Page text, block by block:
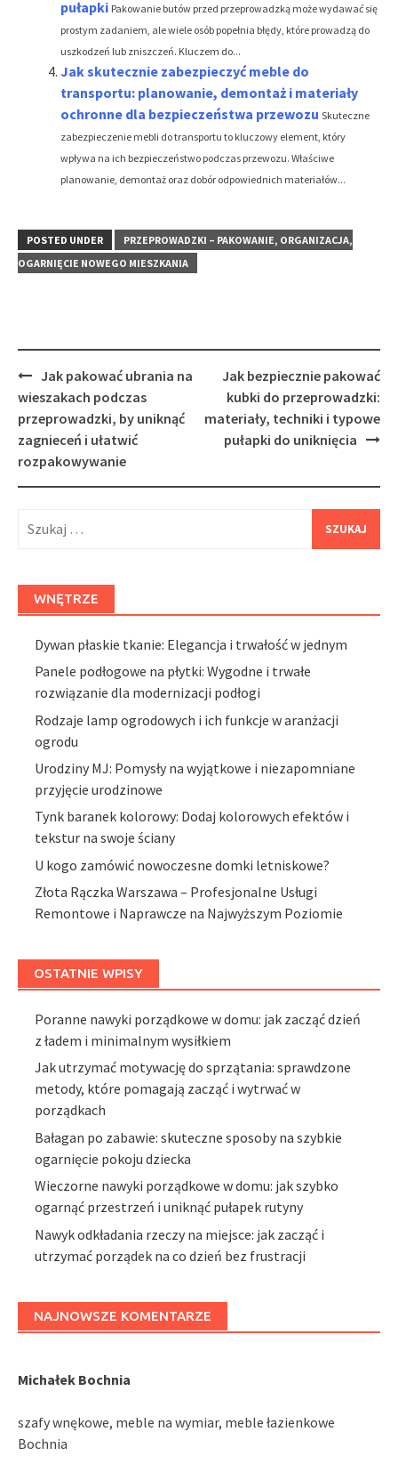
pułapki Pakowanie butów przed przeprowadzką może wydawać się
prostym zadaniem, ale wiele osób popełnia błędy, które prowadzą do
uszkodzeń lub zniszczeń. Kluczem do...
Jak skutecznie zabezpieczyć meble do
transportu: planowanie, demontaż i materiały
ochronne dla bezpieczeństwa przewozu Skuteczne
zabezpieczenie mebli do transportu to kluczowy element, który
wpływa na ich bezpieczeństwo podczas przewozu. Właściwe
planowanie, demontaż oraz dobór odpowiednich materiałów...
POSTED UNDER
PRZEPROWADZKI – PAKOWANIE, ORGANIZACJA,
OGARNIĘCIE NOWEGO MIESZKANIA
Post
navigation
Jak pakować ubrania na
wieszakach podczas
przeprowadzki, by uniknąć
zagnieceń i ułatwić
rozpakowywanie
Jak bezpiecznie pakować
kubki do przeprowadzki:
materiały, techniki i typowe
pułapki do uniknięcia
WNĘTRZE
Dywan płaskie tkanie: Elegancja i trwałość w jednym
Panele podłogowe na płytki: Wygodne i trwałe
rozwiązanie dla modernizacji podłogi
Rodzaje lamp ogrodowych i ich funkcje w aranżacji
ogrodu
Urodziny MJ: Pomysły na wyjątkowe i niezapomniane
przyjęcie urodzinowe
Tynk baranek kolorowy: Dodaj kolorowych efektów i
tekstur na swoje ściany
U kogo zamówić nowoczesne domki letniskowe?
Złota Rączka Warszawa – Profesjonalne Usługi
Remontowe i Naprawcze na Najwyższym Poziomie
OSTATNIE WPISY
Poranne nawyki porządkowe w domu: jak zacząć dzień
z ładem i minimalnym wysiłkiem
Jak utrzymać motywację do sprzątania: sprawdzone
metody, które pomagają zacząć i wytrwać w
porządkach
Bałagan po zabawie: skuteczne sposoby na szybkie
ogarnięcie pokoju dziecka
Wieczorne nawyki porządkowe w domu: jak szybko
ogarnąć przestrzeń i uniknąć pułapek rutyny
Nawyk odkładania rzeczy na miejsce: jak zacząć i
utrzymać porządek na co dzień bez frustracji
NAJNOWSZE KOMENTARZE
Michałek Bochnia
szafy wnękowe, meble na wymiar, meble łazienkowe
Bochnia